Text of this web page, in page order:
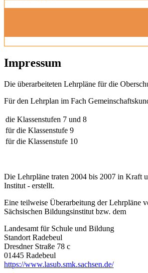
Impressum
Die überarbeiteten Lehrpläne für die
Für den Lehrplan im Fach
die Klassenstufen 7 und 8
für die Klassenstufe 9
für die Klassenstufe 10
Die Lehrpläne traten 2004 bis 2007 in Kraft
Institut - erstellt.
Eine teilweise Überarbeitung der Lehrpläne
Sächsischen Bildungsinstitut bzw. dem
Landesamt für Schule und Bildung
Standort Radebeul
Dresdner Straße 78 c
01445 Radebeul
https://www.lasub.smk.sachsen.de/